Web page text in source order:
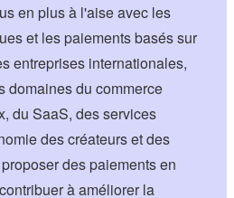
en plus à l'aise avec les
et les paiements basés sur
entreprises internationales,
domaines du commerce
du SaaS, des services
des créateurs et des
des paiements en
à améliorer la